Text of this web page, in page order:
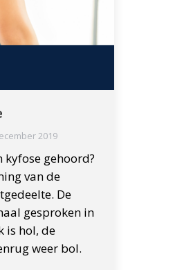
2019
kyfose gehoord?
van de
De
gesproken in
is hol, de
weer bol.